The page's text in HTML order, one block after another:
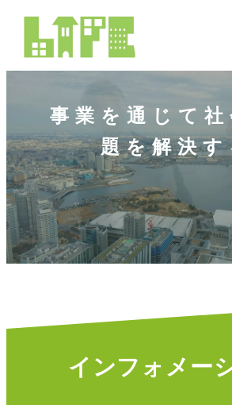
事業を通じて社
題を解決
インフォメー